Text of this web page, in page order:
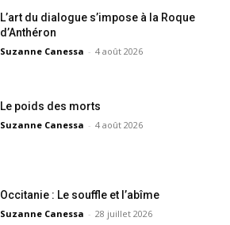
L’art du dialogue s’impose à la Roque
d’Anthéron
Suzanne Canessa - 4 août 2026
Le poids des morts
Suzanne Canessa - 4 août 2026
Occitanie : Le souffle et l’abîme
Suzanne Canessa - 28 juillet 2026